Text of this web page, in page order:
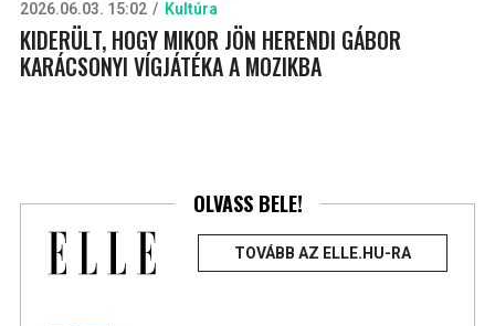
2026.06.03. 15:02 Kultúra
KIDERÜLT, HOGY MIKOR JÖN HERENDI GÁBOR
KARÁCSONYI VÍGJÁTÉKA A MOZIKBA
OLVASS BELE!
TOVÁBB AZ ELLE.HU-RA